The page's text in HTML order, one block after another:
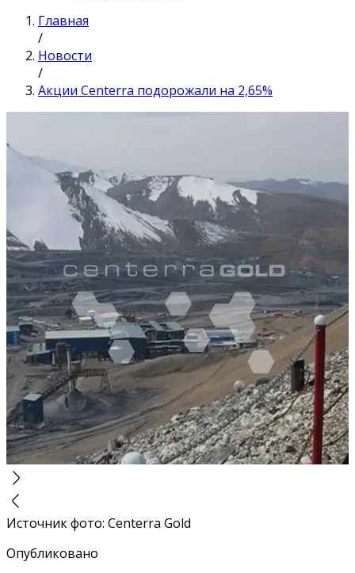
Главная
/
Новости
/
Акции Centerra подорожали на 2,65%
Источник фото: Centerra Gold
Опубликовано